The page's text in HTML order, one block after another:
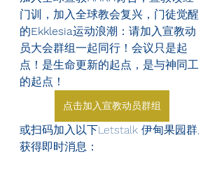
门训，加入全球教会复兴，门徒觉醒
的Ekklesia运动浪潮：请加入宣教动
员大会群组一起同行！会议只是起
点！是生命更新的起点，是与神同工
的起点！
点击加入宣教动员群组
或扫码加入以下Letstalk 伊甸果园群,
获得即时消息：